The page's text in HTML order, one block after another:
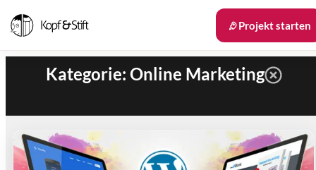
Projekt starten
Kategorie: Online Marketing